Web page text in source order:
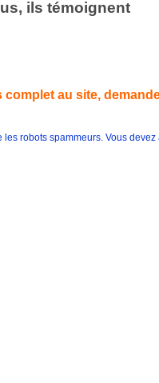
ils témoignent
complet au site,
robots spammeurs. Vous